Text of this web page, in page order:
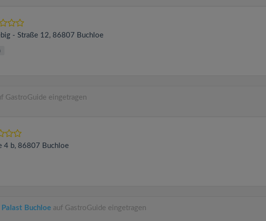
- Straße 12, 86807 Buchloe
GastroGuide eingetragen
4 b, 86807 Buchloe
Buchloe auf GastroGuide eingetragen